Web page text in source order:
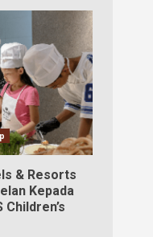
& Resorts
Kepada